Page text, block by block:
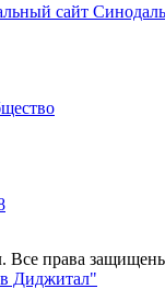
сайт
Все права
Диджитал"